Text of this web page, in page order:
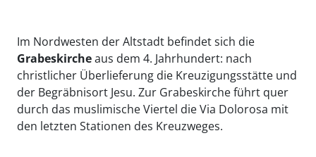
Im Nordwesten der Altstadt befindet sich die
Grabeskircheaus dem 4. Jahrhundert: nach
christlicher Überlieferung die Kreuzigungsstätte und
der Begräbnisort Jesu. Zur Grabeskirche führt quer
durch das muslimische Viertel die Via Dolorosa mit
den letzten Stationen des Kreuzweges.